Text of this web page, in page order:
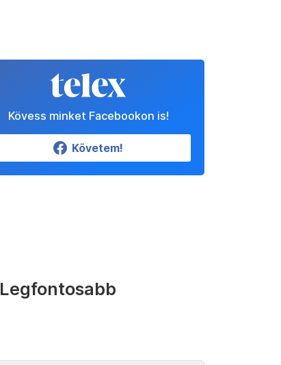
Kövess minket Facebookon is!
Követem!
Legfontosabb